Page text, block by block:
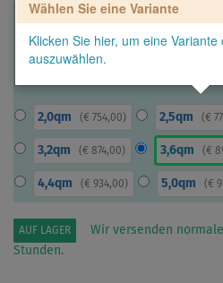
Wählen Sie eine Variante
Klicken Sie hier, um eine
auszuwählen.
2,0qm ( € 754,00) 2,5qm (€
3,2qm ( € 874,00) 3,6qm (€
4,4qm ( € 934,00) 5,0qm (€
AUF LAGER
Wir versenden
Stunden.